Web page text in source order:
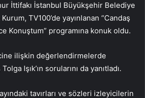
İttifakı İstanbul Büyükşehir Belediye
TV100’de yayınlanan “Candaş
Konuştum” programına konuk oldu.
ilişkin değerlendirmelerde
Işık’ın sorularını da yanıtladı.
tavırları ve sözleri izleyicilerin